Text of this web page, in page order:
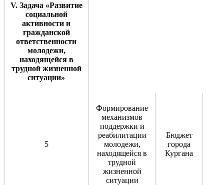
V. Задача «Развитие
социальной
активности и
гражданской
ответственности
молодежи,
находящейся в
трудной жизненной
ситуации»
5
Формирование
механизмов
поддержки и
реабилитации
молодежи,
находящейся в
трудной
жизненной
ситуации
Бюджет
города
Кургана